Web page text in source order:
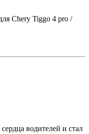
Chery Tiggo 4 pro /
водителей и стал